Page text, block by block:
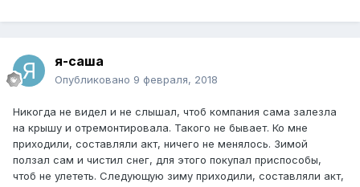
я-саша
Опубликовано 9 февраля, 2018
Никогда не видел и не слышал, чтоб компания сама залезла
на крышу и отремонтировала. Такого не бывает. Ко мне
приходили, составляли акт, ничего не менялось. Зимой
ползал сам и чистил снег, для этого покупал приспособы,
чтоб не улететь. Следующую зиму приходили, составляли акт,